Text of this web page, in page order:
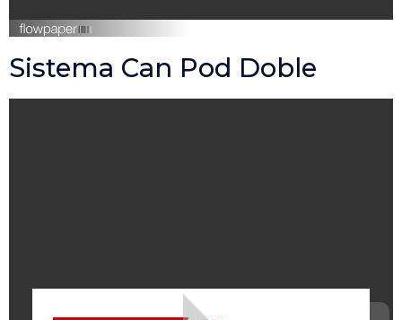
Sistema Can Pod Doble